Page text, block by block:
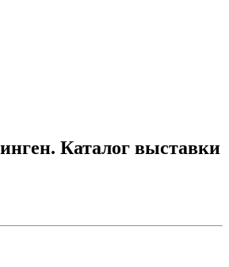
Каталог выставки